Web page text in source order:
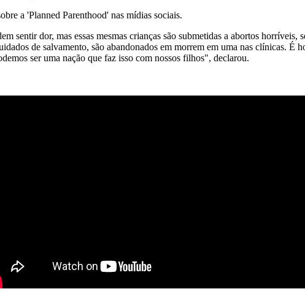
a 'Planned Parenthood' nas mídias sociais.
sentir dor, mas essas mesmas crianças são submetidas a abortos horríveis,
de salvamento, são abandonados em morrem em uma nas clínicas.
ser uma nação que faz isso com nossos filhos", declarou.